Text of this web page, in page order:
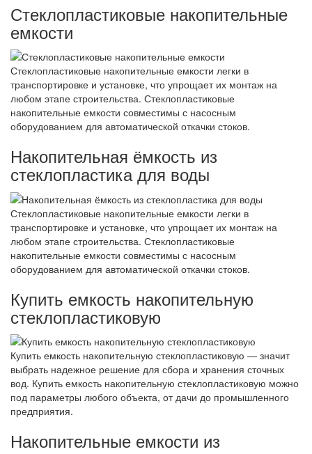
Стеклопластиковые накопительные
емкости
Стеклопластиковые накопительные емкости легки в
транспортировке и установке, что упрощает их монтаж на
любом этапе строительства. Стеклопластиковые
накопительные емкости совместимы с насосным
оборудованием для автоматической откачки стоков.
Накопительная ёмкость из
стеклопластика для воды
Стеклопластиковые накопительные емкости легки в
транспортировке и установке, что упрощает их монтаж на
любом этапе строительства. Стеклопластиковые
накопительные емкости совместимы с насосным
оборудованием для автоматической откачки стоков.
Купить емкость накопительную
стеклопластиковую
Купить емкость накопительную стеклопластиковую — значит
выбрать надежное решение для сбора и хранения сточных
вод. Купить емкость накопительную стеклопластиковую можно
под параметры любого объекта, от дачи до промышленного
предприятия.
Накопительные емкости из